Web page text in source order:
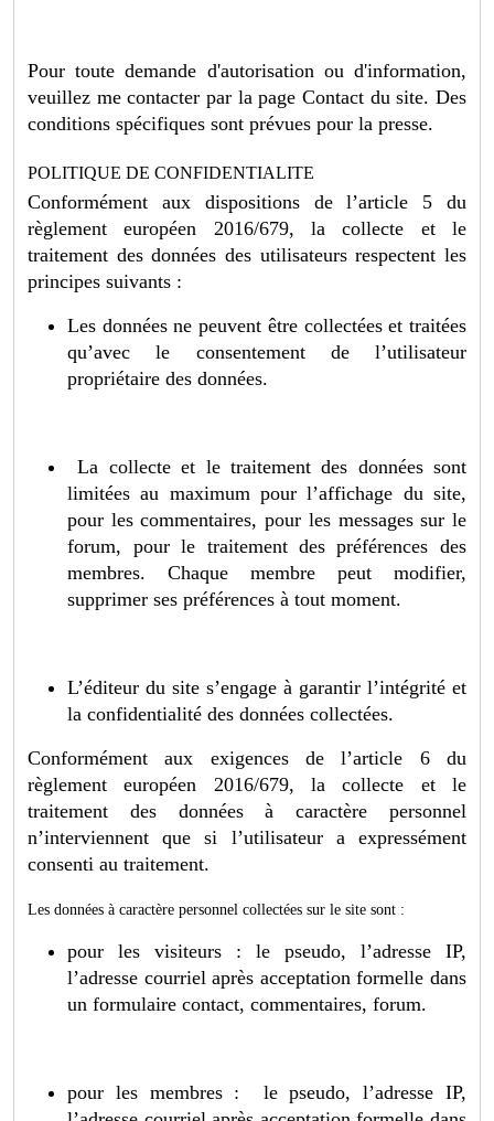
Pour toute demande d'autorisation ou d'information,
veuillez me contacter par la page Contact du site. Des
conditions spécifiques sont prévues pour la presse.
POLITIQUE DE CONFIDENTIALITE
Conformément aux dispositions de l’article 5 du
règlement européen 2016/679, la collecte et le
traitement des données des utilisateurs respectent les
principes suivants :
Les données ne peuvent être collectées et traitées
qu’avec le consentement de l’utilisateur
propriétaire des données.
La collecte et le traitement des données sont
limitées au maximum pour l’affichage du site,
pour les commentaires, pour les messages sur le
forum, pour le traitement des préférences des
membres. Chaque membre peut modifier,
supprimer ses préférences à tout moment.
L’éditeur du site s’engage à garantir l’intégrité et
la confidentialité des données collectées.
Conformément aux exigences de l’article 6 du
règlement européen 2016/679, la collecte et le
traitement des données à caractère personnel
n’interviennent que si l’utilisateur a expressément
consenti au traitement.
Les données à caractère personnel collectées sur le site sont :
pour les visiteurs : le pseudo, l’adresse IP,
l’adresse courriel après acceptation formelle dans
un formulaire contact, commentaires, forum.
pour les membres : le pseudo, l’adresse IP,